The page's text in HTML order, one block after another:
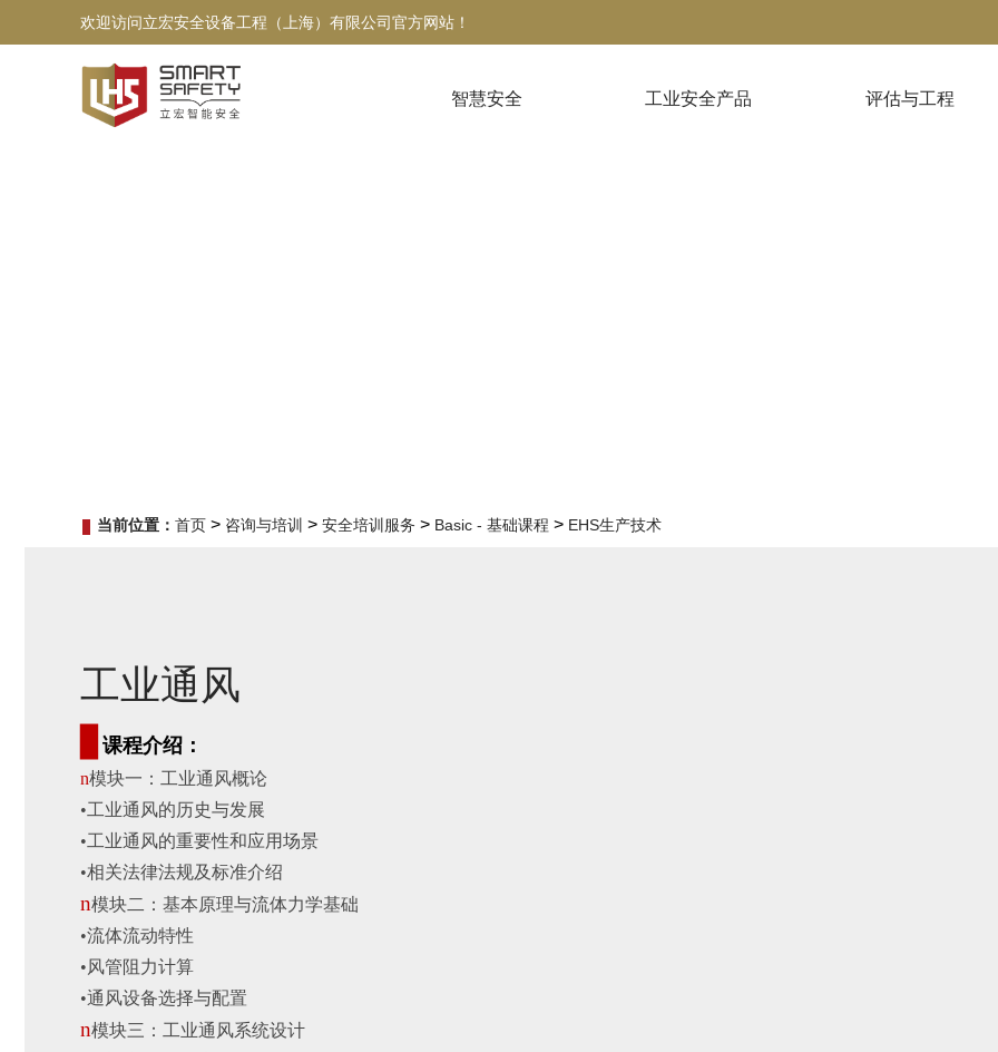
欢迎访问立宏安全设备工程（上海）有限公司官方网站！
智慧安全 工业安全产品 评估与工程
当前位置： 首页 > 咨询与培训 > 安全培训服务 > Basic - 基础课程 > EHS生产技术
工业通风
课程介绍：
n模块一：工业通风概论
•工业通风的历史与发展
•工业通风的重要性和应用场景
•相关法律法规及标准介绍
n模块二：基本原理与流体力学基础
•流体流动特性
•风管阻力计算
•通风设备选择与配置
n模块三：工业通风系统设计